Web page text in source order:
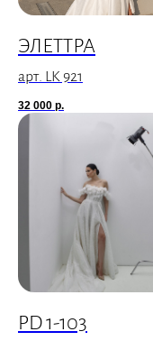
ЭЛЕТТРА
арт. LK 921
32 000 р.
PD 1-103